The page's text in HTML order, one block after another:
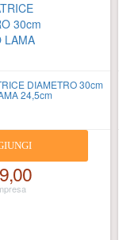
DIAMETRO 30cm
24,5cm